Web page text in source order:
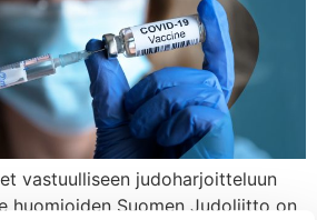
vastuulliseen judoharjoitteluun
huomioiden Suomen Judoliitto on